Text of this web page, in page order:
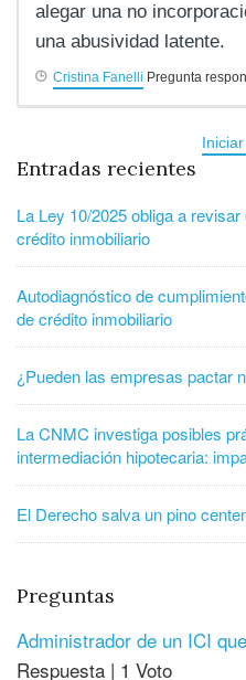
alegar una no
una abusividad latente.
Cristina Fanelli Pregunta
Entradas recientes
La Ley 10/2025 obliga a
crédito inmobiliario
Autodiagnóstico de
de crédito inmobiliario
¿Pueden las empresas pactar
La CNMC investiga posibles
intermediación hipotecaria:
El Derecho salva un pino
Preguntas
Administrador de un ICI
Respuesta | 1 Voto